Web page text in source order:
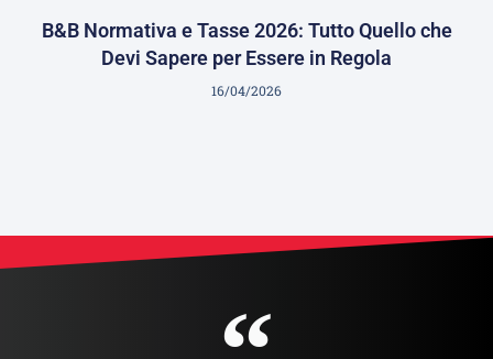
B&B Normativa e Tasse 2026: Tutto Quello che
Devi Sapere per Essere in Regola
16/04/2026